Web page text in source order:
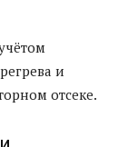
и
отсеке.